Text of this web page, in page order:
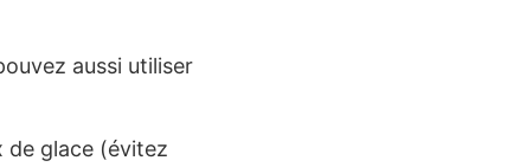
aussi utiliser
de glace (évitez